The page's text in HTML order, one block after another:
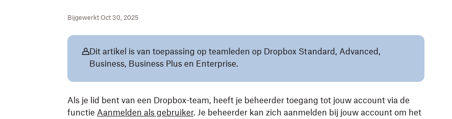
Bijgewerkt Oct 30, 2025
Dit artikel is van toepassing op teamleden op Dropbox Standard, Advanced,
Business, Business Plus en Enterprise.
Als je lid bent van een Dropbox-team, heeft je beheerder toegang tot jouw account via de
functie Aanmelden als gebruiker. Je beheerder kan zich aanmelden bij jouw account om het